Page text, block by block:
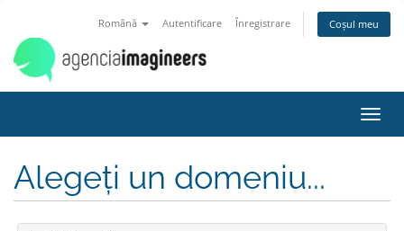
Română Autentificare Înregistrare Coșul meu
Alegeți un domeniu...